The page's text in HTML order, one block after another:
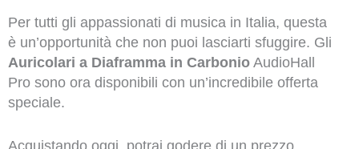
Per tutti gli appassionati di musica in Italia, questa
è un’opportunità che non puoi lasciarti sfuggire. Gli
Auricolari a Diaframma in CarbonioAudioHall
Pro sono ora disponibili con un’incredibile offerta
speciale.